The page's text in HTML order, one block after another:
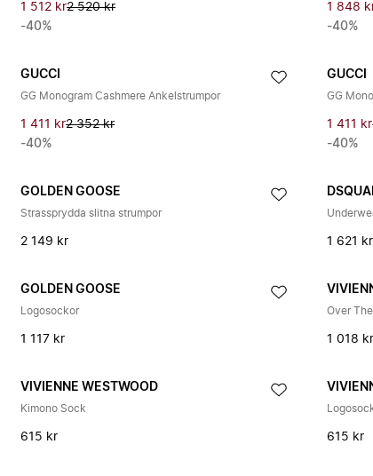
1 512 kr2 520 kr
-40%
1 848
-40%
GUCCI
GG Monogram Cashmere Ankelstrumpor
1 411 kr2 352 kr
-40%
GUCCI
GG
1 411 kr
-40%
GOLDEN GOOSE
Strassprydda slitna strumpor
2 149 kr 1 621 kr
GOLDEN GOOSE
Logosockor
1 117 kr
Over
1 018 kr
VIVIENNE WESTWOOD
Kimono Sock
615 kr 615 kr